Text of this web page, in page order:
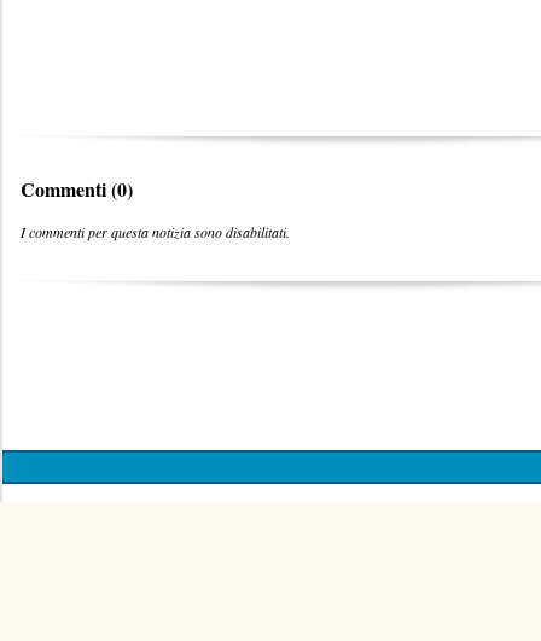
Commenti (0)
I commenti per questa notizia sono disabilitati.